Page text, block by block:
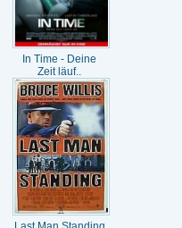
In Time - Deine
Zeit läuf..